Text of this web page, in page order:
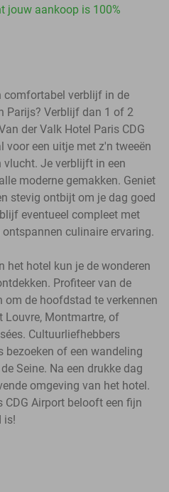
jouw aankoop is 100%
comfortabel verblijf in de
Parijs? Verblijf dan 1 of 2
der Valk Hotel Paris CDG
voor een uitje met z'n tweeën
vlucht. Je verblijft in een
moderne gemakken. Geniet
stevig ontbijt om je dag goed
eventueel compleet met
culinaire ervaring.
het hotel kun je de wonderen
Profiteer van de
de hoofdstad te verkennen
Louvre, Montmartre, of
Cultuurliefhebbers
bezoeken of een wandeling
Seine. Na een drukke dag
omgeving van het hotel.
CDG Airport belooft een fijn
is!